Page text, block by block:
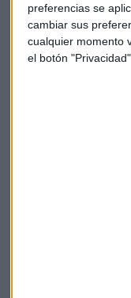
preferencias se
cambiar sus
cualquier momento
el botón
Esto permite
vivienda adicional
calidad del aire?